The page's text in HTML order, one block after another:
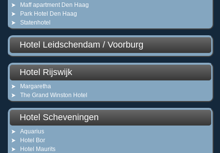
Maff apartment Den Haag
Park Hotel Den Haag
Statenhotel
Hotel Leidschendam / Voorburg
Hotel Rijswijk
Margaretha
The Grand Winston Hotel
Hotel Scheveningen
Aquarius
Hotel Bor
Hotel Maurits